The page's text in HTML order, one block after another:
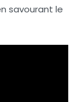
savourant le